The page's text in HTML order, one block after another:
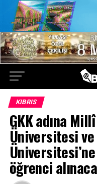
KIBRIS
GKK adına
Üniversitesi
öğrenci